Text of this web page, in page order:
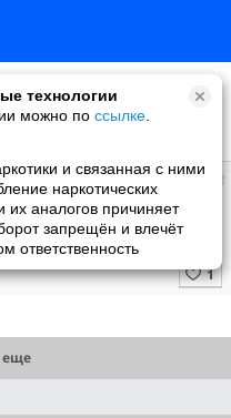
технологии
можно по ссылке
и связанная с ними
наркотических
их аналогов причиняет
запрещён и влечёт
ответственность
еще